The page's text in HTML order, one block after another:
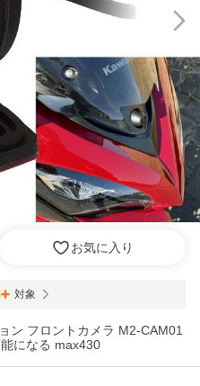
お気に入り
対象
ン フロントカメラ M2-CAM01
になる max430